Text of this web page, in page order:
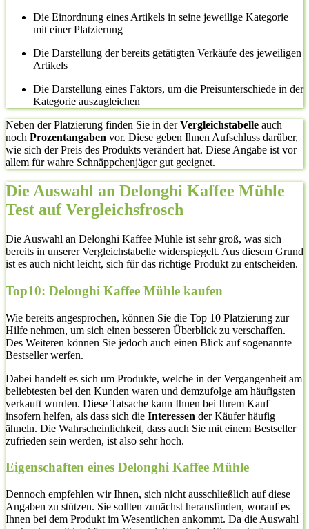
Die Einordnung eines Artikels in seine jeweilige Kategorie
mit einer Platzierung
Die Darstellung der bereits getätigten Verkäufe des jeweiligen
Artikels
Die Darstellung eines Faktors, um die Preisunterschiede in der
Kategorie auszugleichen
Neben der Platzierung finden Sie in derVergleichstabelle auch
noch Prozentangaben vor. Diese geben Ihnen Aufschluss darüber,
wie sich der Preis des Produkts verändert hat. Diese Angabe ist vor
allem für wahre Schnäppchenjäger gut geeignet.
Die Auswahl an Delonghi Kaffee Mühle
Test auf Vergleichsfrosch
Die Auswahl an Delonghi Kaffee Mühle ist sehr groß, was sich
bereits in unserer Vergleichstabelle widerspiegelt. Aus diesem Grund
ist es auch nicht leicht, sich für das richtige Produkt zu entscheiden.
Top10: Delonghi Kaffee Mühle kaufen
Wie bereits angesprochen, können Sie die Top 10 Platzierung zur
Hilfe nehmen, um sich einen besseren Überblick zu verschaffen.
Des Weiteren können Sie jedoch auch einen Blick auf sogenannte
Bestseller werfen.
Dabei handelt es sich um Produkte, welche in der Vergangenheit am
beliebtesten bei den Kunden waren und demzufolge am häufigsten
verkauft wurden. Diese Tatsache kann Ihnen bei Ihrem Kauf
insofern helfen, als dass sich die Interessen der Käufer häufig
ähneln. Die Wahrscheinlichkeit, dass auch Sie mit einem Bestseller
zufrieden sein werden, ist also sehr hoch.
Eigenschaften eines Delonghi Kaffee Mühle
Dennoch empfehlen wir Ihnen, sich nicht ausschließlich auf diese
Angaben zu stützen. Sie sollten zunächst herausfinden, worauf es
Ihnen bei dem Produkt im Wesentlichen ankommt. Da die Auswahl